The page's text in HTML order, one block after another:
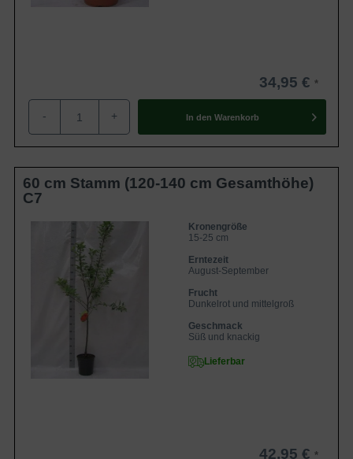
34,95 €
- + In den Warenkorb
60 cm Stamm (120-140 cm Gesamthöhe)
C7
Kronengröße
15-25 cm
Erntezeit
August-September
Frucht
Dunkelrot und mittelgroß
Geschmack
Süß und knackig
Lieferbar
42,95 €